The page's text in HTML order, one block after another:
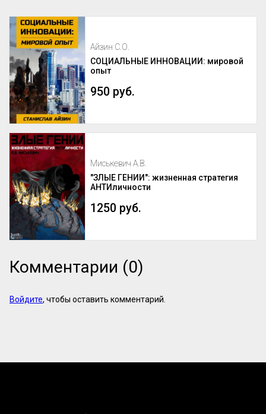
Айзин С.О.
СОЦИАЛЬНЫЕ ИННОВАЦИИ: мировой
опыт
950 руб.
Миськевич А.В.
"ЗЛЫЕ ГЕНИИ": жизненная стратегия
АНТИличности
1250 руб.
Комментарии (0)
Войдите, чтобы оставить комментарий.